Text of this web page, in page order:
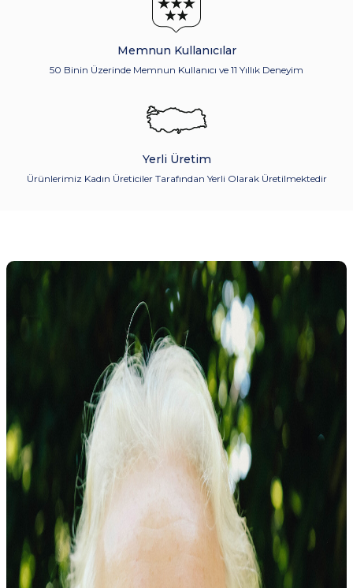
Memnun Kullanıcılar
50 Binin Üzerinde Memnun Kullanıcı ve 11 Yıllık Deneyim
Yerli Üretim
Ürünlerimiz Kadın Üreticiler Tarafından Yerli Olarak Üretilmektedir